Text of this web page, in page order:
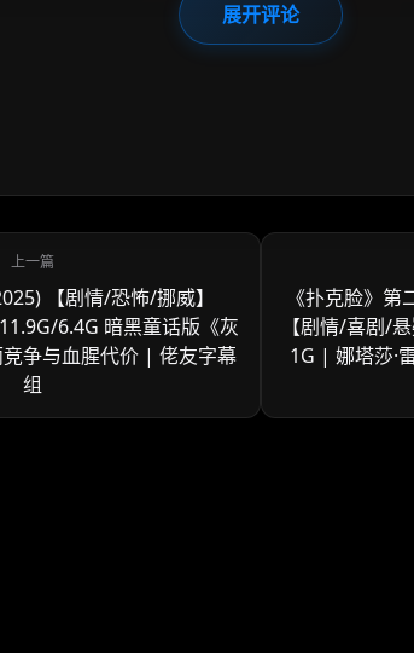
展开评论
【剧情/恐怖/挪威】
6.4G 暗黑童话版《灰
争与血腥代价 | 佬友字幕
组
《扑克脸》
【剧情/喜剧/
1G | 娜塔莎·